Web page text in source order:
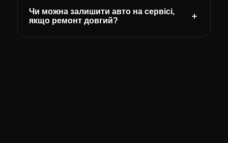
Чи можна залишити авто на сервісі,
якщо ремонт довгий?